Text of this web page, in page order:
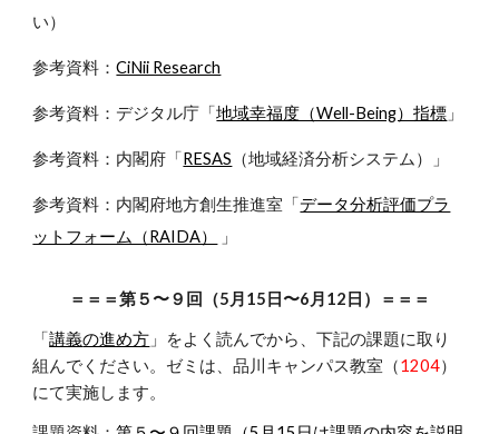
い）
参考資料：CiNii Research
参考資料：デジタル庁「地域幸福度（Well-Being）指標 」
参考資料：内閣府「RESAS （地域経済分析システム）」
参考資料：内閣府地方創生推進室「データ分析評価プラ
ットフォーム（RAIDA）
」
＝＝＝第５〜９回（5月15日〜6月12日）＝＝＝
「講義の進め方 」をよく読んでから、下記の課題に取り
組んでください。 ゼミは、品川キャンパス教室（1204）
にて実施します。